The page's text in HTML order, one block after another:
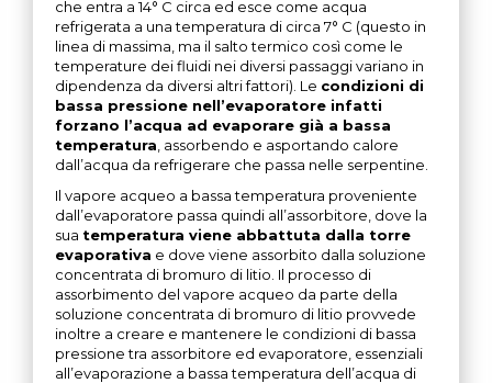
che entra a 14° C circa ed esce come acqua
refrigerata a una temperatura di circa 7° C (questo in
linea di massima, ma il salto termico così come le
temperature dei fluidi nei diversi passaggi variano in
dipendenza da diversi altri fattori). Le condizioni di
bassa pressione nell’evaporatore infatti
forzano l’acqua ad evaporare già a bassa
temperatura , assorbendo e asportando calore
dall’acqua da refrigerare che passa nelle serpentine.
Il vapore acqueo a bassa temperatura proveniente
dall’evaporatore passa quindi all’assorbitore, dove la
sua temperatura viene abbattuta dalla torre
evaporativa e dove viene assorbito dalla soluzione
concentrata di bromuro di litio. Il processo di
assorbimento del vapore acqueo da parte della
soluzione concentrata di bromuro di litio provvede
inoltre a creare e mantenere le condizioni di bassa
pressione tra assorbitore ed evaporatore, essenziali
all’evaporazione a bassa temperatura dell’acqua di